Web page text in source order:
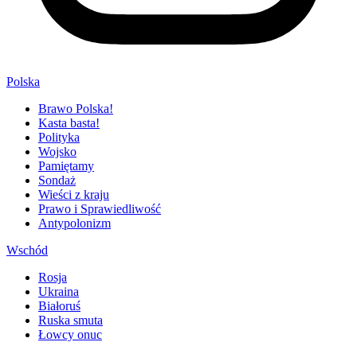
Polska
Brawo Polska!
Kasta basta!
Polityka
Wojsko
Pamiętamy
Sondaż
Wieści z kraju
Prawo i Sprawiedliwość
Antypolonizm
Wschód
Rosja
Ukraina
Białoruś
Ruska smuta
Łowcy onuc